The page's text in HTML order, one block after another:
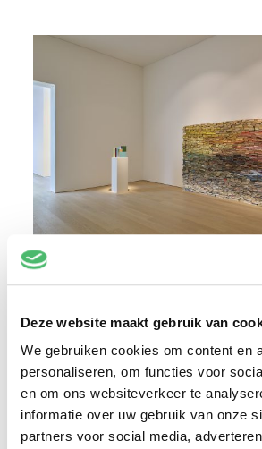
Deze website maakt gebruik van
We gebruiken cookies om content en
personaliseren, om functies voor
en om ons websiteverkeer te
informatie over uw gebruik van onze
partners voor social media,